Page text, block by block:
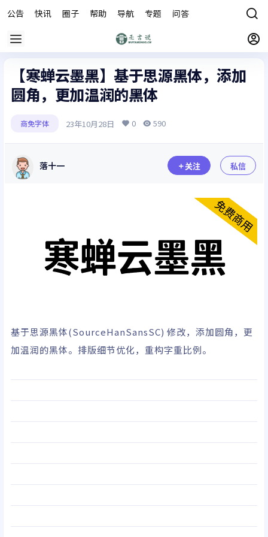
公告 快讯 圈子 帮助 导航 专题 问答
【寒蝉云墨黑】基于思源黑体，添加
圆角，更加温润的黑体
商免字体 23年10月28日 0 590
落十一 关注 私信
基于思源黑体(SourceHanSansSC) 修改，添加圆角，更
加温润的黑体。排版细节优化，重构字重比例。